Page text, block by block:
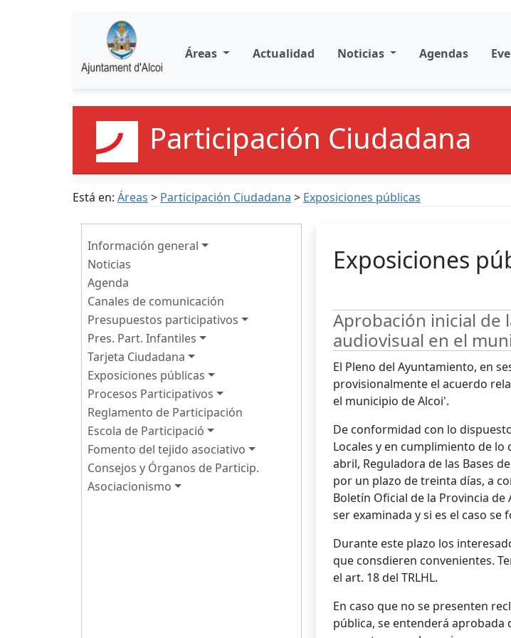
Áreas Actualidad Noticias Agendas
Participación Ciudadana
Está en: Áreas > Participación Ciudadana > Exposiciones públicas
Información general
Noticias
Agenda
Canales de comunicación
Presupuestos participativos
Pres. Part. Infantiles
Tarjeta Ciudadana
Exposiciones públicas
Procesos Participativos
Reglamento de Participación
Escola de Participació
Fomento del tejido asociativo
Consejos y Órganos de Particip.
Asociacionismo
Exposiciones
Aprobación inicial de
audiovisual en el
El Pleno del Ayuntamiento, en
provisionalmente el acuerdo
el municipio de Alcoi'.
De conformidad con lo
Locales y en cumplimiento de lo
abril, Reguladora de las Bases
por un plazo de treinta días, a
Boletín Oficial de la Provincia
ser examinada y si es el caso
Durante este plazo los
que consdieren convenientes.
el art. 18 del TRLHL.
En caso que no se presenten
pública, se entenderá